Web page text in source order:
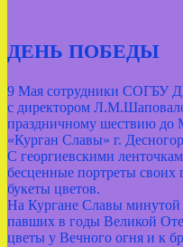
ДЕНЬ ПОБЕДЫ
9 Мая сотрудники СОГБУ
с директором
праздничному шествию до
«Курган Славы» г.
С георгиевскими
бесценные портреты своих
букеты цветов.
На Кургане Славы минутой
павших в годы Великой
цветы у Вечного огня и к